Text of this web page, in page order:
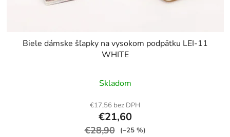
Biele dámske šľapky na vysokom podpätku LEI-11
WHITE
Skladom
€17,56 bez DPH
€21,60
€28,90 (–25 %)